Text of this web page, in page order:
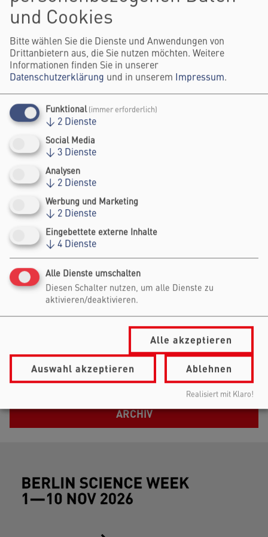
NÄCHSTE EVENTS
ARCHIV
und Cookies
Bitte wählen Sie die Dienste und Anwendungen von
Drittanbietern aus, die Sie nutzen möchten. Weitere
Informationen finden Sie in unserer
Datenschutzerklärung und in unserem Impressum.
Funktional (immer erforderlich)
↓ 2 Dienste
Social Media
↓ 3 Dienste
Analysen
↓ 2 Dienste
Werbung und Marketing
↓ 2 Dienste
Eingebettete externe Inhalte
↓ 4 Dienste
Alle Dienste umschalten
Diesen Schalter nutzen, um alle Dienste zu
aktivieren/deaktivieren.
Ablehnen
Auswahl akzeptieren
Alle akzeptieren
Realisiert mit Klaro!